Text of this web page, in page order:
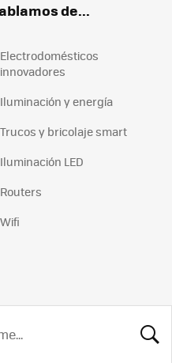
de...
Electrodomésticos
innovadores
Iluminación y energía
Trucos y bricolaje smart
Iluminación LED
Routers
Wifi